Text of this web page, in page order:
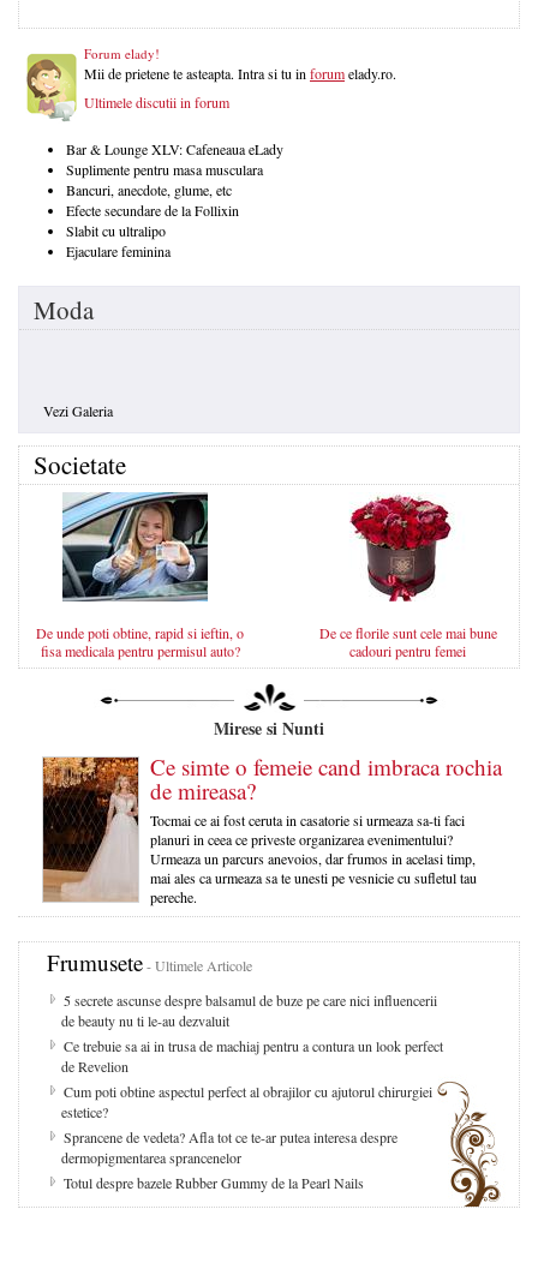
Forum elady!
Mii de prietene te asteapta. Intra si tu in forumelady.ro.
Ultimele discutii in forum
Bar & Lounge XLV: Cafeneaua eLady
Suplimente pentru masa musculara
Bancuri, anecdote, glume, etc
Efecte secundare de la Follixin
Slabit cu ultralipo
Ejaculare feminina
Moda
Vezi Galeria
Societate
De unde poti obtine, rapid si ieftin, o
fisa medicala pentru permisul auto?
De ce florile sunt cele mai bune
cadouri pentru femei
Mirese si Nunti
Ce simte o femeie cand imbraca rochia
de mireasa?
Tocmai ce ai fost ceruta in casatorie si urmeaza sa-ti faci
planuri in ceea ce priveste organizarea evenimentului?
Urmeaza un parcurs anevoios, dar frumos in acelasi timp,
mai ales ca urmeaza sa te unesti pe vesnicie cu sufletul tau
pereche.
Frumusete- Ultimele Articole
5 secrete ascunse despre balsamul de buze pe care nici influencerii
de beauty nu ti le-au dezvaluit
Ce trebuie sa ai in trusa de machiaj pentru a contura un look perfect
de Revelion
Cum poti obtine aspectul perfect al obrajilor cu ajutorul chirurgiei
estetice?
Sprancene de vedeta? Afla tot ce te-ar putea interesa despre
dermopigmentarea sprancenelor
Totul despre bazele Rubber Gummy de la Pearl Nails